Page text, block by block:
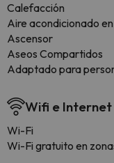
Calefacción
Aire acondicionado
Ascensor
Aseos Compartidos
Adaptado para
Wifi e Internet
Wi-Fi
Wi-Fi gratuito en